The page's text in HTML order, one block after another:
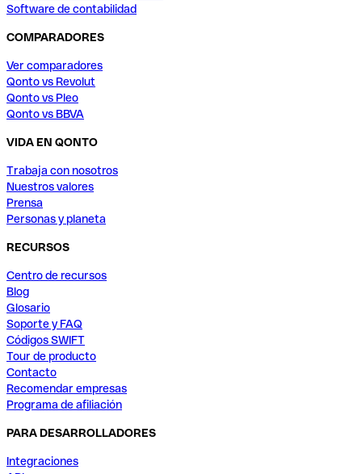
Software de contabilidad
COMPARADORES
Ver comparadores
Qonto vs Revolut
Qonto vs Pleo
Qonto vs BBVA
VIDA EN QONTO
Trabaja con nosotros
Nuestros valores
Prensa
Personas y planeta
RECURSOS
Centro de recursos
Blog
Glosario
Soporte y FAQ
Códigos SWIFT
Tour de producto
Contacto
Recomendar empresas
Programa de afiliación
PARA DESARROLLADORES
Integraciones